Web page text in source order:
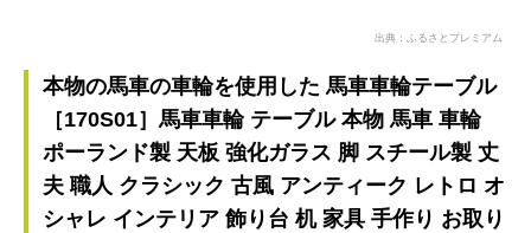
出典：ふるさとプレミアム
本物の馬車の車輪を使用した 馬車車輪テーブル
［170S01］馬車車輪 テーブル 本物 馬車 車輪
ポーランド製 天板 強化ガラス 脚 スチール製 丈
夫 職人 クラシック 古風 アンティーク レトロ オ
シャレ インテリア 飾り台 机 家具 手作り お取り